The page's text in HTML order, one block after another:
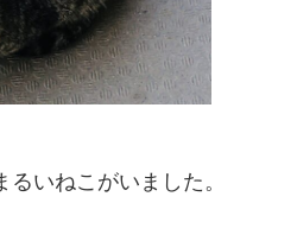
るいねこがいました。